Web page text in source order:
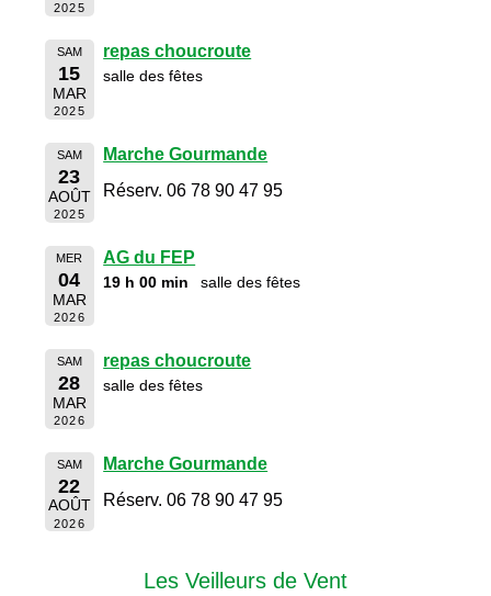
2025
SAM
15
MAR
2025
repas choucroute
salle des fêtes
SAM
23
AOÛT
2025
Marche Gourmande
Réserv. 06 78 90 47 95
MER
04
MAR
2026
AG du FEP
19 h 00 min salle des fêtes
SAM
28
MAR
2026
repas choucroute
salle des fêtes
SAM
22
AOÛT
2026
Marche Gourmande
Réserv. 06 78 90 47 95
Les Veilleurs de Vent